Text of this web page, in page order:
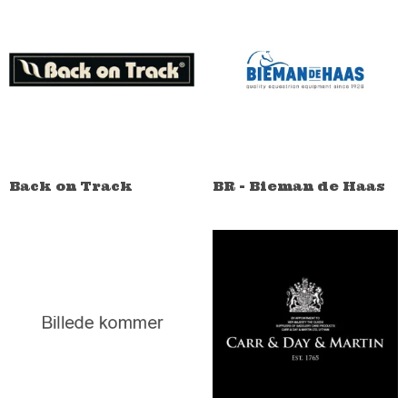
Back on Track BR - Bieman de Haas